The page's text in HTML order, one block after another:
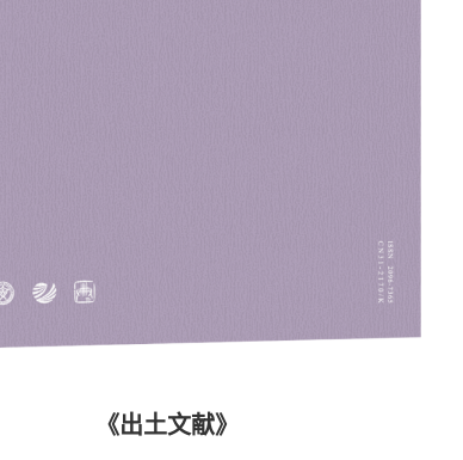
《出土文献》